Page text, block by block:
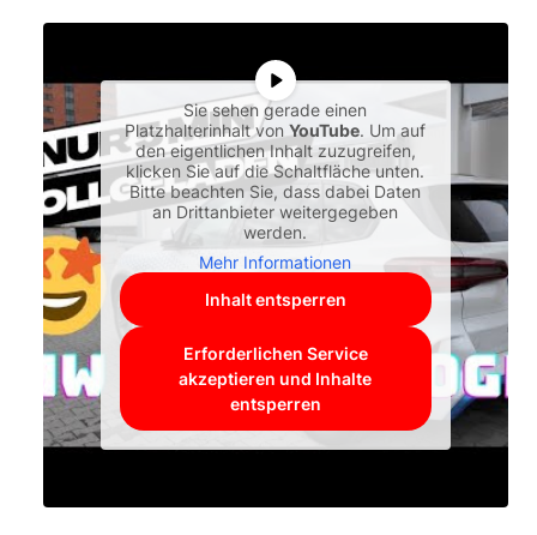
Sie sehen gerade einen
Platzhalterinhalt vonYouTube. Um auf
den eigentlichen Inhalt zuzugreifen,
klicken Sie auf die Schaltfläche unten.
Bitte beachten Sie, dass dabei Daten
an Drittanbieter weitergegeben
werden.
Mehr Informationen
Inhalt entsperren
Erforderlichen Service
akzeptieren und Inhalte
entsperren